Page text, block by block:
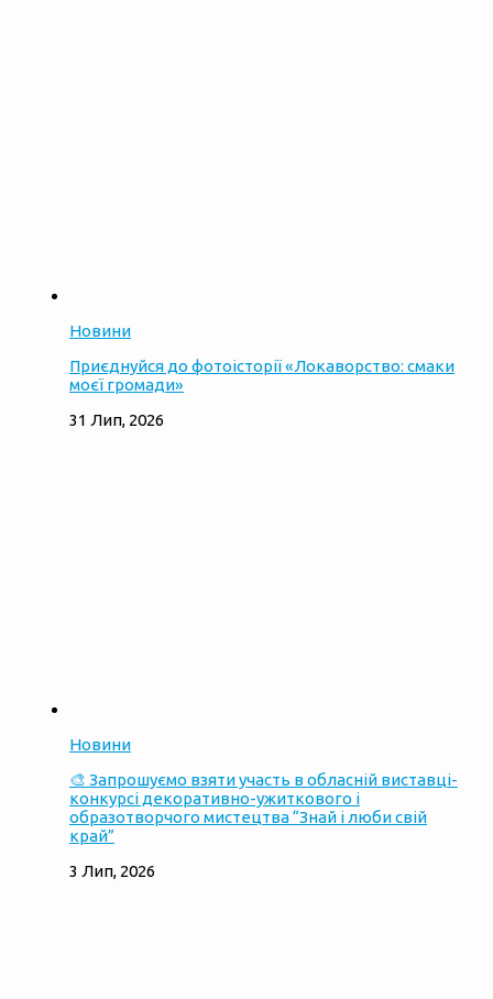
Новини
Приєднуйся до фотоісторії «Локаворство: смаки
моєї громади»
31 Лип, 2026
Новини
🎨 Запрошуємо взяти участь в обласній виставці-
конкурсі декоративно-ужиткового і
образотворчого мистецтва “Знай і люби свій
край”
3 Лип, 2026